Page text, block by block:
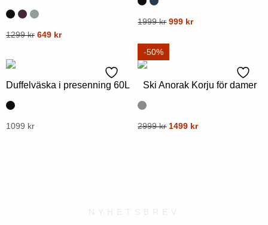
Denna
har
flera
Alternativen
kan
1299kr Ursprungligt
kr.
649 krNuvarande
kr.
Denna
har
flera
varianter.
kan
väljas
1999kr Ursprungligt
var:
1999
999 krNuvarande
Duffelväska i presenning 60L
Denna
1099 kr
-50%
Ski Anorak Korju för damer
Denna
2999kr Ursprungligt
1499 krNuvarande